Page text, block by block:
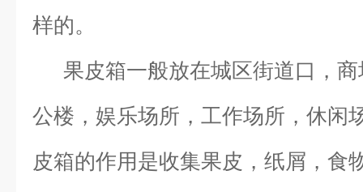
样的。
果皮箱一般放在城区街道口，
公楼，娱乐场所，工作场所，休闲
皮箱的作用是收集果皮，纸屑，食